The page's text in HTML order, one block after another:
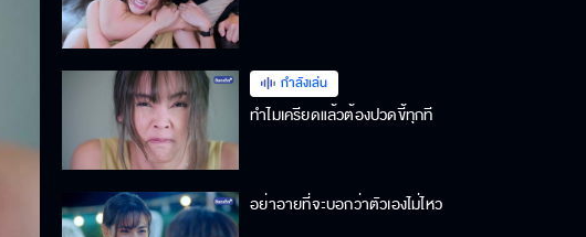
กำลังเล่น
ทำไมเครียดแล้วต้องปวดขี้ทุกที
อย่าอายที่จะบอกว่าตัวเองไม่ไหว